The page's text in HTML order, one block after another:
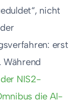
nicht
erst
Während
NIS2-
die AI-